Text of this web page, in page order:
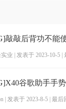
敲敲后背功不能
业 发表于 2023-10-5
谷歌助手手
发表于 2023-8-5 最后